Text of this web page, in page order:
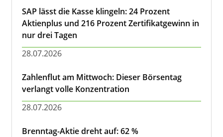
SAP lässt die Kasse klingeln: 24 Prozent
Aktienplus und 216 Prozent Zertifikatgewinn in
nur drei Tagen
28.07.2026
Zahlenflut am Mittwoch: Dieser Börsentag
verlangt volle Konzentration
28.07.2026
Brenntag-Aktie dreht auf: 62 %